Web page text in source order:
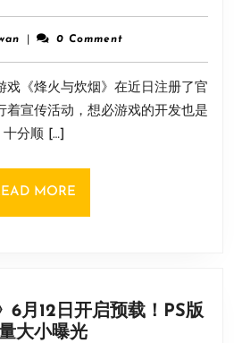
开
界
游
火
现
已
aiwan 0 Comment
戏《烽火与炊烟》在近日注册了官
着宣传活动，想必游戏的开发也是
十分顺 […]
MORE
6月12日开启预载！PS版
大小曝光《真